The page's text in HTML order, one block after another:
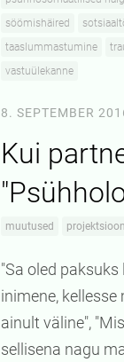
söömishäired
taaslummastumine
vastuülekanne
8. SEPTEMBER
Kui
muutused
"Sa oled paksuks
inimene,
ainult väline",
sellisena nagu